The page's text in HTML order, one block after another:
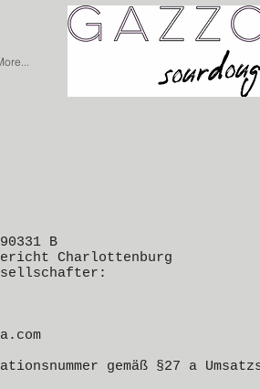
B
Charlottenburg
gemäß §27 a